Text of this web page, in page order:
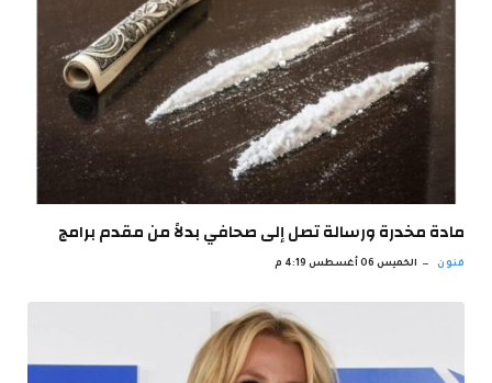
مادة مخدرة ورسالة تصل إلى صحافي بدلاً من مقدم برامج
فنون الخميس 06 أغسطس 4:19 م